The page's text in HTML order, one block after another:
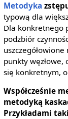
Metodyka
typową dla
Dla konkretnego
podzbiór
punkty węzłowe,
się konkretnym,
Współcześnie
metodyką
Przykładami